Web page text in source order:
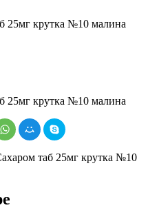
25мг крутка №10 малина
25мг крутка №10 малина